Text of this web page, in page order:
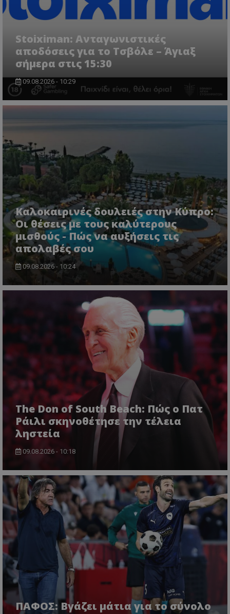
Stoiximan: Ανταγωνιστικές
αποδόσεις για το Τσβόλε – Άγιαξ
σήμερα στις 15:30
09.08.2026 - 10:29
Καλοκαιρινές δουλειές στην Κύπρο:
Οι θέσεις με τους καλύτερους
μισθούς - Πώς να αυξήσεις τις
απολαβές σου
09.08.2026 - 10:24
The Don of South Beach: Πώς ο Πατ
Ράιλι σκηνοθέτησε την τέλεια
ληστεία
09.08.2026 - 10:18
ΠΑΦΟΣ: Βγάζει μάτια για το σύνολο